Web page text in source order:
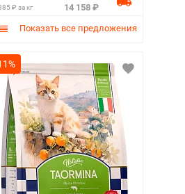
₽ за кг 14 158 ₽
Показать все предложения